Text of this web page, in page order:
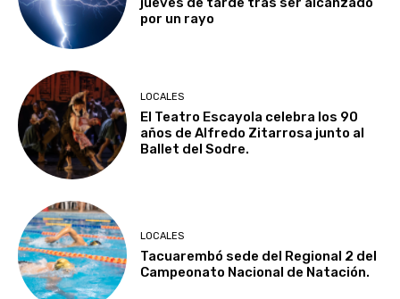
por un rayo
LOCALES
El Teatro Escayola celebra los 90
años de Alfredo Zitarrosa junto al
Ballet del Sodre.
LOCALES
Tacuarembó sede del Regional 2 del
Campeonato Nacional de Natación.